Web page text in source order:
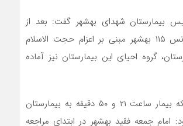
بیمارستان شهدای بهشهر گفت: بعد از
اعلام مرکز اورژانس ۱۱۵ بهشهر مبنی بر اعزام حجت الاسلام
گروه احیای این بیمارستان نیز آماده
وی با بیان اینکه بیمار ساعت ۲۱ و ۵۰ دقیقه به بیمارستان
امام جمعه فقید بهشهر در ابتدای مراجعه